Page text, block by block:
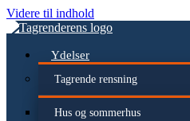
Videre til indhold
Ydelser
Tagrende rensning
Hus og sommerhus